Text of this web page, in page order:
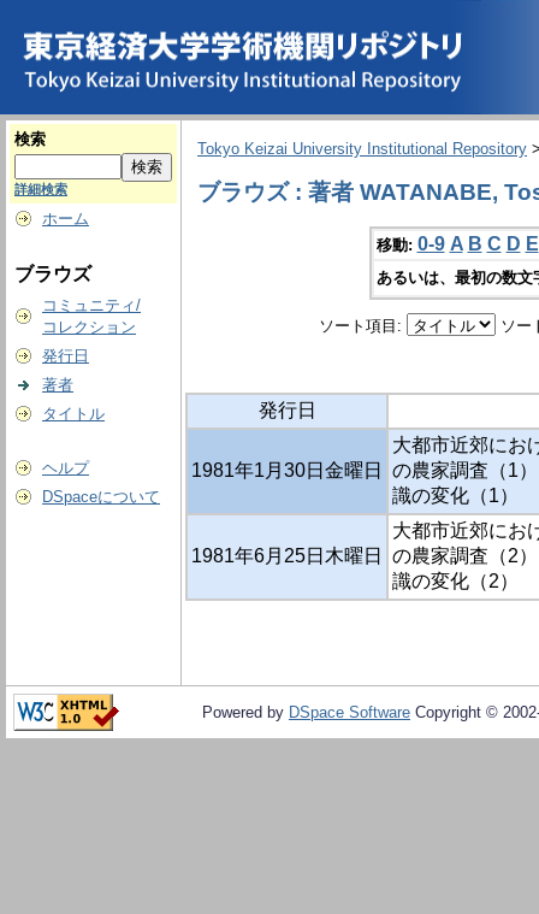
検索
詳細検索
ホーム
ブラウズ
コミュニティ/
コレクション
発行日
著者
タイトル
ヘルプ
DSpaceについて
Tokyo Keizai University Institutional Repository
ブラウズ : 著者 WATANABE,
移動: 0-9 A B C D E
あるいは、最初の数
ソート項目: ソー
発行日
1981年1月30日金曜日
大都市近郊にお
の農家調査（1
識の変化（1）
1981年6月25日木曜日
大都市近郊にお
の農家調査（2
識の変化（2）
Powered by DSpace Software Copyright ©